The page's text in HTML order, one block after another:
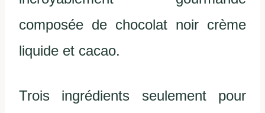
composée de chocolat noir crème
liquide et cacao.
Trois ingrédients seulement pour